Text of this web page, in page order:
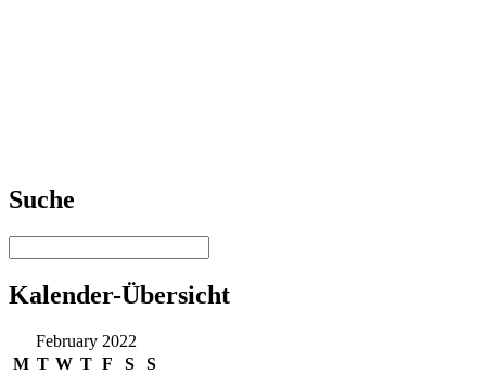
Suche
Kalender-Übersicht
February 2022
M T W T F S
S